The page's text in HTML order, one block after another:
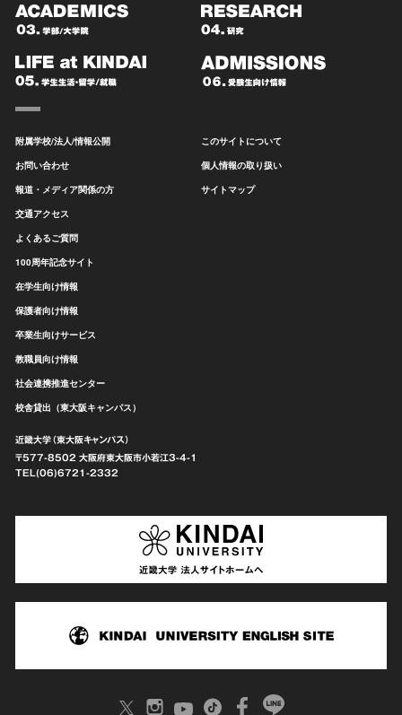
附属学校/法人/情報公開
お問い合わせ
報道・メディア関係の方
交通アクセス
よくあるご質問
100周年記念サイト
在学生向け情報
保護者向け情報
卒業生向けサービス
教職員向け情報
社会連携推進センター
校舎貸出（東大阪キャンパス）
このサイトについて
個人情報の取り扱い
サイトマップ
近畿大学（東大阪キャンパス）
〒577-8502 大阪府東大阪市小若江3-4-1
TEL(06)6721-2332